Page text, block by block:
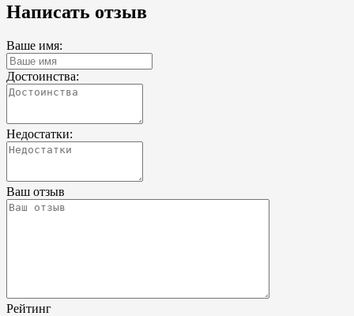
Написать отзыв
Ваше имя:
Достоинства:
Недостатки:
Ваш отзыв
Рейтинг